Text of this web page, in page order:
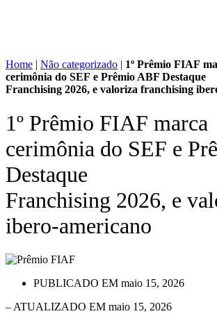
Home | Não categorizado | 1º Prêmio FIAF
cerimônia do SEF e Prêmio ABF Destaque
Franchising 2026, e valoriza franchising
1º Prêmio FIAF marca
cerimônia do SEF e
Destaque
Franchising 2026, e
ibero-americano
PUBLICADO EM maio 15, 2026
– ATUALIZADO EM maio 15, 2026